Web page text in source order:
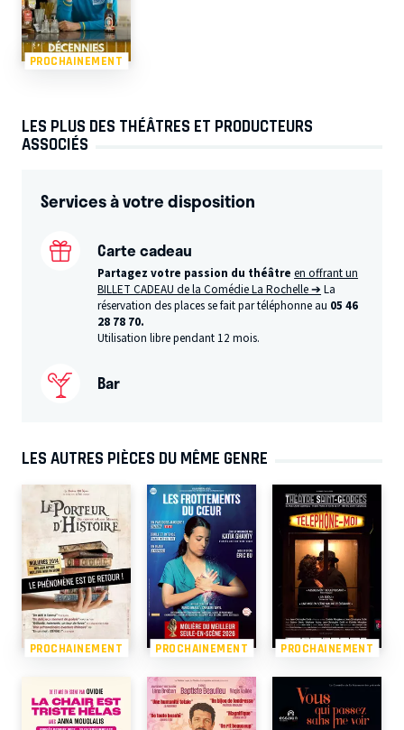
PROCHAINEMENT
LES PLUS DES THÉÂTRES ET PRODUCTEURS
ASSOCIÉS
Services à votre disposition
Carte cadeau
Partagez votre passion du théâtre en offrant un
BILLET CADEAU de la Comédie La Rochelle ➔ La
réservation des places se fait par téléphonne au 05 46
28 78 70.
Utilisation libre pendant 12 mois.
Bar
LES AUTRES PIÈCES DU MÊME GENRE
PROCHAINEMENT PROCHAINEMENT PROCHAINEMENT